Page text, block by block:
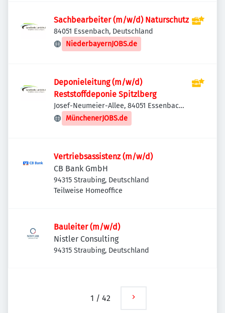
Sachbearbeiter (m/w/d) Naturschutz
84051 Essenbach, Deutschland
NiederbayernJOBS.de
Deponieleitung (m/w/d)
Reststoffdeponie Spitzlberg
Josef-Neumeier-Allee, 84051 Essenbach,
Deutschland
MünchenerJOBS.de
Vertriebsassistenz (m/w/d)
CB Bank GmbH
94315 Straubing, Deutschland
Teilweise Homeoffice
Bauleiter (m/w/d)
Nistler Consulting
94315 Straubing, Deutschland
1 / 42